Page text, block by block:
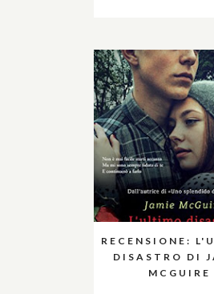
RECENSIONE:
DISASTRO DI
MCGUIRE